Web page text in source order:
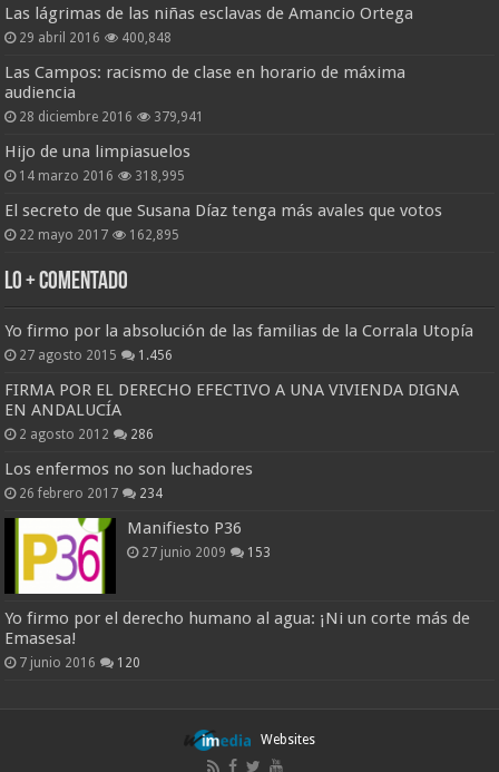
Las lágrimas de las niñas esclavas de Amancio Ortega
29 abril 2016 400,848
Las Campos: racismo de clase en horario de máxima
audiencia
28 diciembre 2016 379,941
Hijo de una limpiasuelos
14 marzo 2016 318,995
El secreto de que Susana Díaz tenga más avales que votos
22 mayo 2017 162,895
Lo + Comentado
Yo firmo por la absolución de las familias de la Corrala Utopía
27 agosto 2015 1.456
FIRMA POR EL DERECHO EFECTIVO A UNA VIVIENDA DIGNA
EN ANDALUCÍA
2 agosto 2012 286
Los enfermos no son luchadores
26 febrero 2017 234
Manifiesto P36
27 junio 2009 153
Yo firmo por el derecho humano al agua: ¡Ni un corte más de
Emasesa!
7 junio 2016 120
Websites